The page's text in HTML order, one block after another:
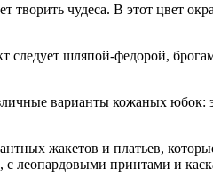
творить чудеса. В этот цвет
шляпой-федорой,
варианты кожаных юбок:
жакетов и платьев,
леопардовыми принтами и